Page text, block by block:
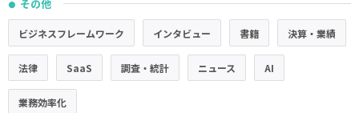
● その他
ビジネスフレームワーク インタビュー 書籍 決算・業績
法律 SaaS 調査・統計 ニュース AI
業務効率化